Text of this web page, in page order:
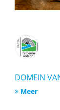
DOMEIN
Meer